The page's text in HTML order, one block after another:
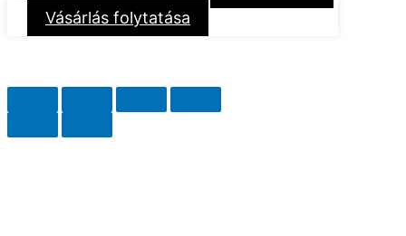
Vásárlás folytatása